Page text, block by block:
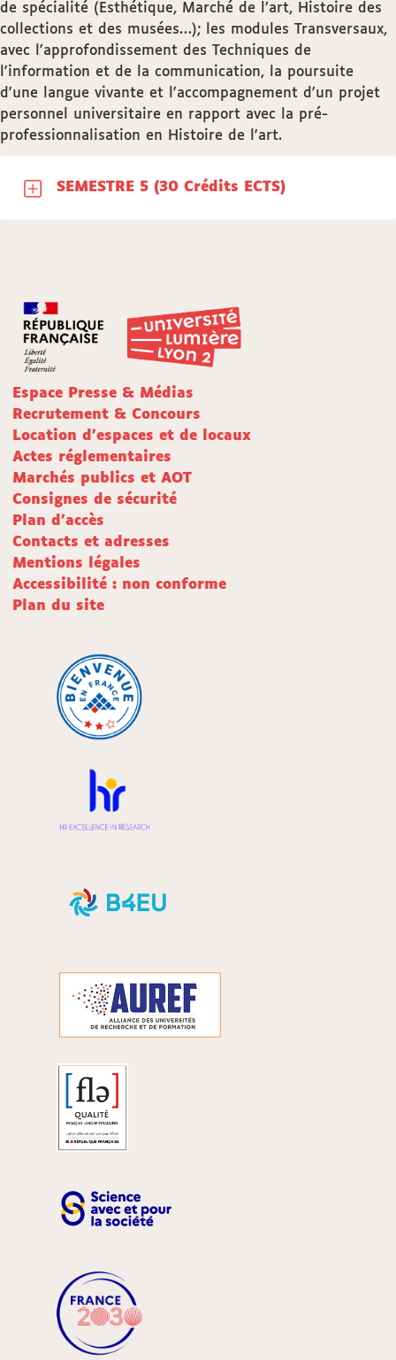
de spécialité (Esthétique, Marché de l’art, Histoire des
collections et des musées…); les modules Transversaux,
avec l'approfondissement des Techniques de
l'information et de la communication, la poursuite
d'une langue vivante et l'accompagnement d'un projet
personnel universitaire en rapport avec la pré-
professionnalisation en Histoire de l'art.
SEMESTRE 5 (30 Crédits ECTS)
Espace Presse & Médias
Recrutement & Concours
Location d'espaces et de locaux
Actes réglementaires
Marchés publics et AOT
Consignes de sécurité
Plan d'accès
Contacts et adresses
Mentions légales
Accessibilité : non conforme
Plan du site